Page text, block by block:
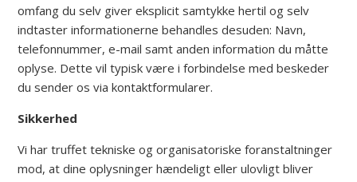
omfang du selv giver eksplicit samtykke hertil og selv
indtaster informationerne behandles desuden: Navn,
telefonnummer, e-mail samt anden information du måtte
oplyse. Dette vil typisk være i forbindelse med beskeder
du sender os via kontaktformularer.
Sikkerhed
Vi har truffet tekniske og organisatoriske foranstaltninger
mod, at dine oplysninger hændeligt eller ulovligt bliver